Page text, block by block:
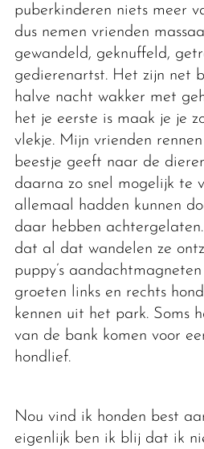
puberkinderen niets meer
dus nemen vrienden
gewandeld, geknuffeld,
gedierenartst. Het zijn net
halve nacht wakker met
het je eerste is maak je je
vlekje. Mijn vrienden
beestje geeft naar de
daarna zo snel mogelijk te
allemaal hadden kunnen
daar hebben
dat al dat wandelen ze
puppy’s
groeten links en rechts
kennen uit het park. Soms
van de bank komen voor
hondlief.
Nou vind ik honden best
eigenlijk ben ik blij dat ik